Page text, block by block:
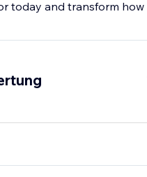
today and transform